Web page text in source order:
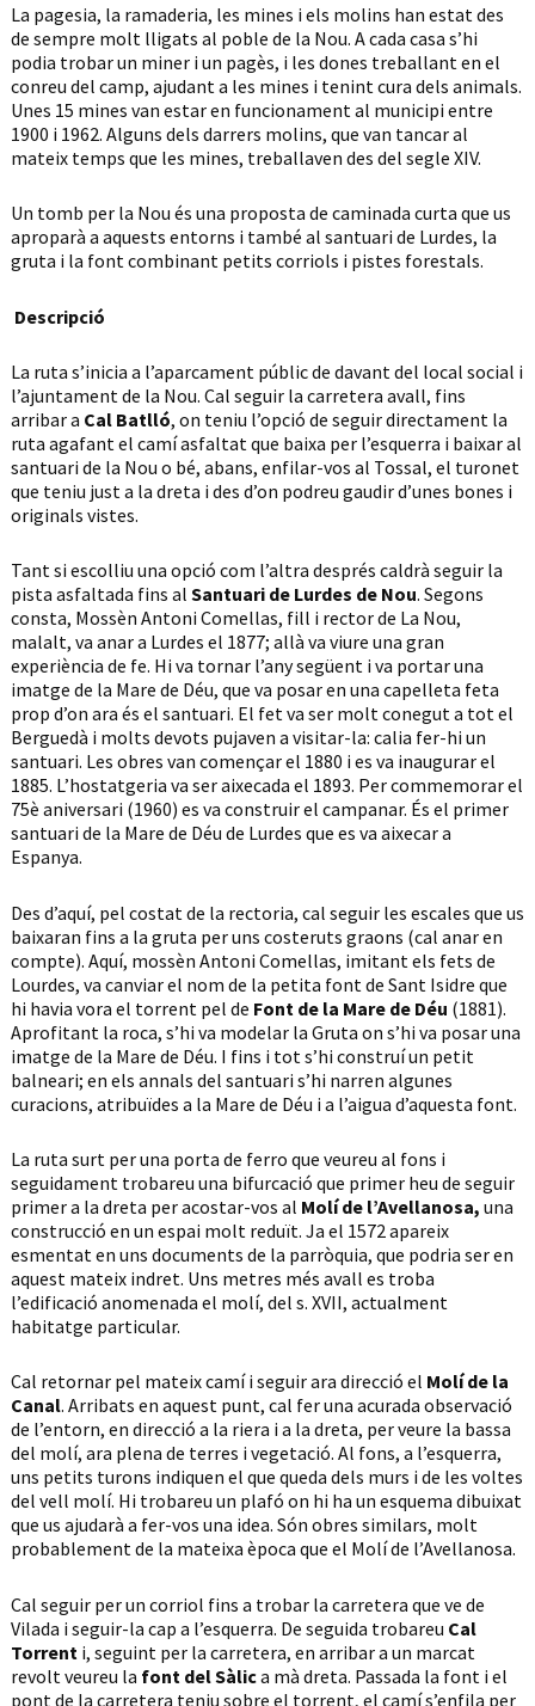
La pagesia, la ramaderia, les mines i els molins han estat des
de sempre molt lligats al poble de la Nou. A cada casa s’hi
podia trobar un miner i un pagès, i les dones treballant en el
conreu del camp, ajudant a les mines i tenint cura dels animals.
Unes 15 mines van estar en funcionament al municipi entre
1900 i 1962. Alguns dels darrers molins, que van tancar al
mateix temps que les mines, treballaven des del segle XIV.
Un tomb per la Nou és una proposta de caminada curta que us
aproparà a aquests entorns i també al santuari de Lurdes, la
gruta i la font combinant petits corriols i pistes forestals.
Descripció
La ruta s’inicia a l’aparcament públic de davant del local social i
l’ajuntament de la Nou. Cal seguir la carretera avall, fins
arribar a Cal Batlló, on teniu l’opció de seguir directament la
ruta agafant el camí asfaltat que baixa per l’esquerra i baixar al
santuari de la Nou o bé, abans, enfilar-vos al Tossal, el turonet
que teniu just a la dreta i des d’on podreu gaudir d’unes bones i
originals vistes.
Tant si escolliu una opció com l’altra després caldrà seguir la
pista asfaltada fins al Santuari de Lurdes de Nou. Segons
consta, Mossèn Antoni Comellas, fill i rector de La Nou,
malalt, va anar a Lurdes el 1877; allà va viure una gran
experiència de fe. Hi va tornar l’any següent i va portar una
imatge de la Mare de Déu, que va posar en una capelleta feta
prop d’on ara és el santuari. El fet va ser molt conegut a tot el
Berguedà i molts devots pujaven a visitar-la: calia fer-hi un
santuari. Les obres van començar el 1880 i es va inaugurar el
1885. L’hostatgeria va ser aixecada el 1893. Per commemorar el
75è aniversari (1960) es va construir el campanar. És el primer
santuari de la Mare de Déu de Lurdes que es va aixecar a
Espanya.
Des d’aquí, pel costat de la rectoria, cal seguir les escales que us
baixaran fins a la gruta per uns costeruts graons (cal anar en
compte). Aquí, mossèn Antoni Comellas, imitant els fets de
Lourdes, va canviar el nom de la petita font de Sant Isidre que
hi havia vora el torrent pel de Font de la Mare de Déu (1881).
Aprofitant la roca, s’hi va modelar la Gruta on s’hi va posar una
imatge de la Mare de Déu. I fins i tot s’hi construí un petit
balneari; en els annals del santuari s’hi narren algunes
curacions, atribuïdes a la Mare de Déu i a l’aigua d’aquesta font.
La ruta surt per una porta de ferro que veureu al fons i
seguidament trobareu una bifurcació que primer heu de seguir
primer a la dreta per acostar-vos al Molí de l’Avellanosa, una
construcció en un espai molt reduït. Ja el 1572 apareix
esmentat en uns documents de la parròquia, que podria ser en
aquest mateix indret. Uns metres més avall es troba
l’edificació anomenada el molí, del s. XVII, actualment
habitatge particular.
Cal retornar pel mateix camí i seguir ara direcció el Molí de la
Canal. Arribats en aquest punt, cal fer una acurada observació
de l’entorn, en direcció a la riera i a la dreta, per veure la bassa
del molí, ara plena de terres i vegetació. Al fons, a l’esquerra,
uns petits turons indiquen el que queda dels murs i de les voltes
del vell molí. Hi trobareu un plafó on hi ha un esquema dibuixat
que us ajudarà a fer-vos una idea. Són obres similars, molt
probablement de la mateixa època que el Molí de l’Avellanosa.
Cal seguir per un corriol fins a trobar la carretera que ve de
Vilada i seguir-la cap a l’esquerra. De seguida trobareu Cal
Torrent i, seguint per la carretera, en arribar a un marcat
revolt veureu la font del Sàlica mà dreta. Passada la font i el
pont de la carretera teniu sobre el torrent, el camí s’enfila per